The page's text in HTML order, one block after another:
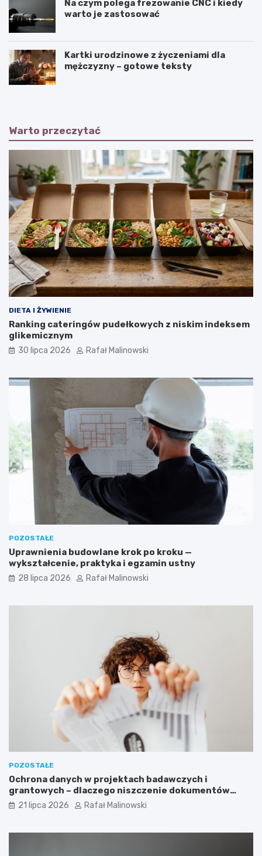
Na czym polega frezowanie CNC i kiedy
warto je zastosować
Kartki urodzinowe z życzeniami dla
mężczyzny – gotowe teksty
Warto przeczytać
DIETA I ŻYWIENIE
Ranking cateringów pudełkowych z niskim indeksem
glikemicznym
30 lipca 2026 Rafał Malinowski
POZOSTAŁE
Uprawnienia budowlane krok po kroku —
wykształcenie, praktyka i egzamin ustny
28 lipca 2026 Rafał Malinowski
POZOSTAŁE
Ochrona danych w projektach badawczych i
grantowych – dlaczego niszczenie dokumentów
musi być częścią procedury?
21 lipca 2026 Rafał Malinowski